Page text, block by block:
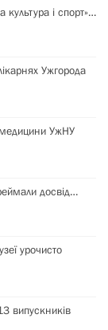
культура і спорт»…
Ужгорода
медицини УжНУ
досвід…
урочисто
випускників